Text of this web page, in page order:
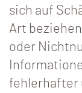
sich auf
Art
oder
fehlerhafter